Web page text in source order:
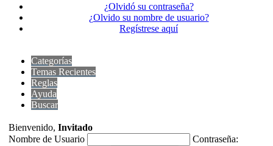
¿Olvidó su contraseña?
¿Olvido su nombre de usuario?
Regístrese aquí
Categorías
Temas Recientes
Reglas
Ayuda
Buscar
Bienvenido, Invitado
Nombre de Usuario
Contraseña: